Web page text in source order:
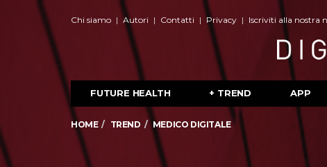
Chi siamo Autori Contatti Privacy Iscriviti alla nostra
FUTURE HEALTH + TREND APP
HOME TREND MEDICO DIGITALE